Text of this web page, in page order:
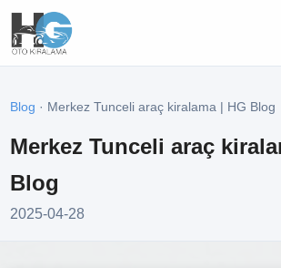
Blog · Merkez Tunceli araç kiralama | HG Blog
Merkez Tunceli araç
Blog
2025-04-28